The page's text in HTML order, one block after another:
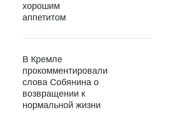
хорошим
аппетитом
В Кремле
прокомментировали
слова Собянина о
возвращении к
нормальной жизни